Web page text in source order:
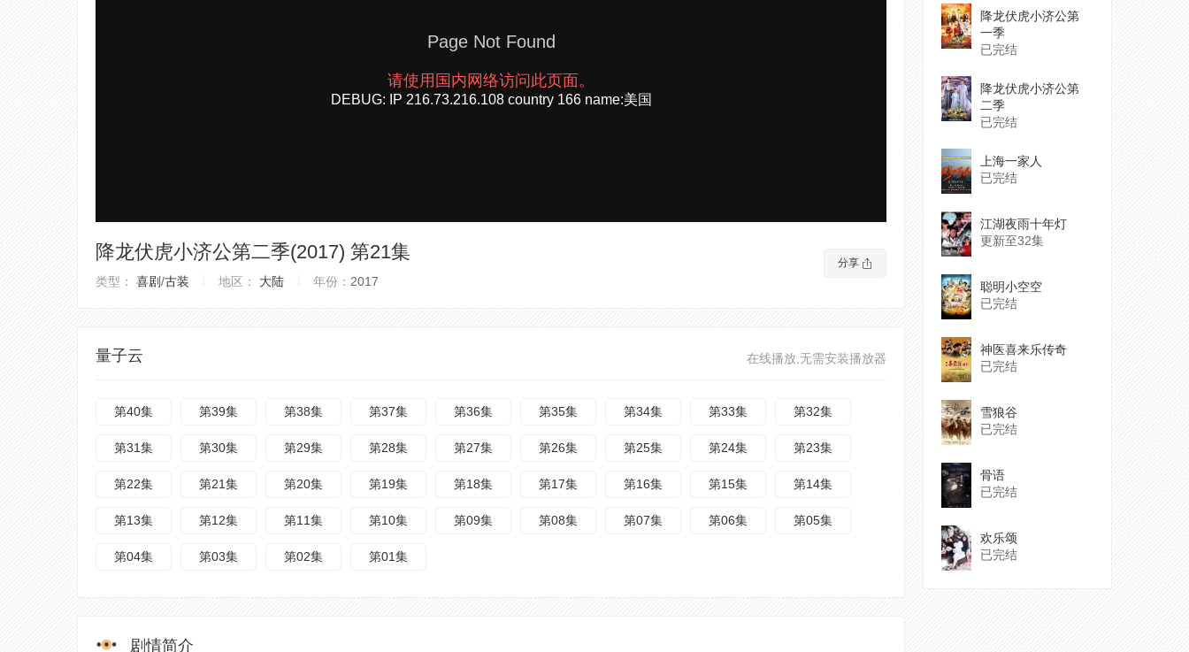
分享
降龙伏虎小济公第二季(2017) 第21集
类型： 喜剧/古装 地区： 大陆 年份： 2017
在线播放,无需安装播放器
量子云
第40集 第39集 第38集 第37集 第36集 第35集 第34集 第33集 第32集
第31集 第30集 第29集 第28集 第27集 第26集 第25集 第24集 第23集
第22集 第21集 第20集 第19集 第18集 第17集 第16集 第15集 第14集
第13集 第12集 第11集 第10集 第09集 第08集 第07集 第06集 第05集
第04集 第03集 第02集 第01集
剧情简介
降龙伏虎小济公第
一季
已完结
降龙伏虎小济公第
二季
已完结
上海一家人
已完结
江湖夜雨十年灯
更新至32集
聪明小空空
已完结
神医喜来乐传奇
已完结
雪狼谷
已完结
骨语
已完结
欢乐颂
已完结